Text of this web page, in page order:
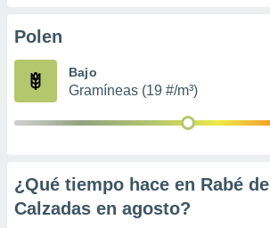
publicidad
de
Polen
Bajo
Gramíneas (19 #/m³)
¿Qué tiempo hace en Rabé
Calzadas en agosto?